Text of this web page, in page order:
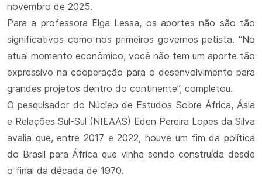
novembro de 2025.
Para a professora Elga Lessa, os aportes não são tão
significativos como nos primeiros governos petista. “No
atual momento econômico, você não tem um aporte tão
expressivo na cooperação para o desenvolvimento para
grandes projetos dentro do continente”, completou.
O pesquisador do Núcleo de Estudos Sobre África, Ásia
e Relações Sul-Sul (NIEAAS) Eden Pereira Lopes da Silva
avalia que, entre 2017 e 2022, houve um fim da política
do Brasil para África que vinha sendo construída desde
o final da década de 1970.